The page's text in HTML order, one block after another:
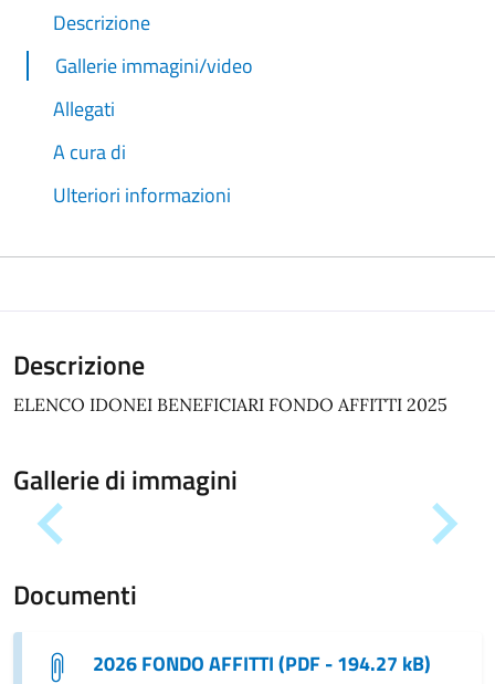
Descrizione
Gallerie immagini/video
Allegati
A cura di
Ulteriori informazioni
Descrizione
ELENCO IDONEI BENEFICIARI FONDO AFFITTI 2025
Gallerie di immagini
Documenti
2026 FONDO AFFITTI (PDF - 194.27 kB)